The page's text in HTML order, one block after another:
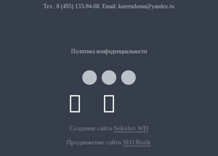
Тел.: 8 (495) 133-94-68. Email: kurerudoma@yandex.ru
Политика конфиденциальности
Создание сайта Sokolov WD
Продвижение сайта SEO Butik